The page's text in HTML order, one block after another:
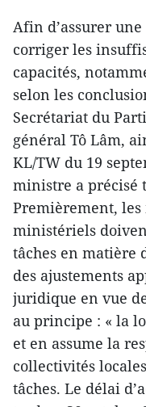
Afin d’assurer
corriger les
capacités,
selon les
Secrétariat du
général Tô Lâm,
KL/TW du 19
ministre a précisé
Premièrement,
ministériels
tâches en matière
des ajustements
juridique en vue
au principe : « la
et en assume la
collectivités
tâches. Le délai